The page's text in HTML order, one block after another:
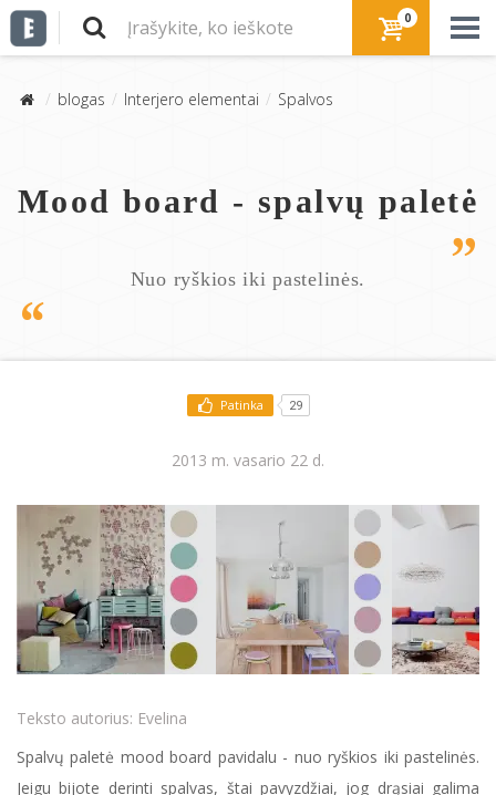
0
blogas Interjero elementai Spalvos
Mood board - spalvų paletė
Nuo ryškios iki pastelinės.
Patinka 29
2013 m. vasario 22 d.
Teksto autorius: Evelina
Spalvų paletė mood board pavidalu - nuo ryškios iki pastelinės.
Jeigu bijote derinti spalvas, štai pavyzdžiai, jog drąsiai galima